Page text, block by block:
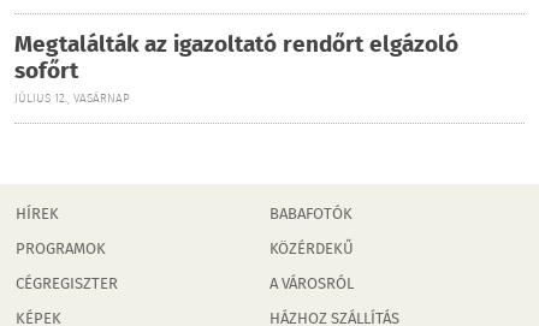
Megtalálták az igazoltató rendőrt elgázoló
sofőrt
JÚLIUS 12., VASÁRNAP
HÍREK
PROGRAMOK
CÉGREGISZTER
KÉPEK
BABAFOTÓK
KÖZÉRDEKŰ
A VÁROSRÓL
HÁZHOZ SZÁLLÍTÁS